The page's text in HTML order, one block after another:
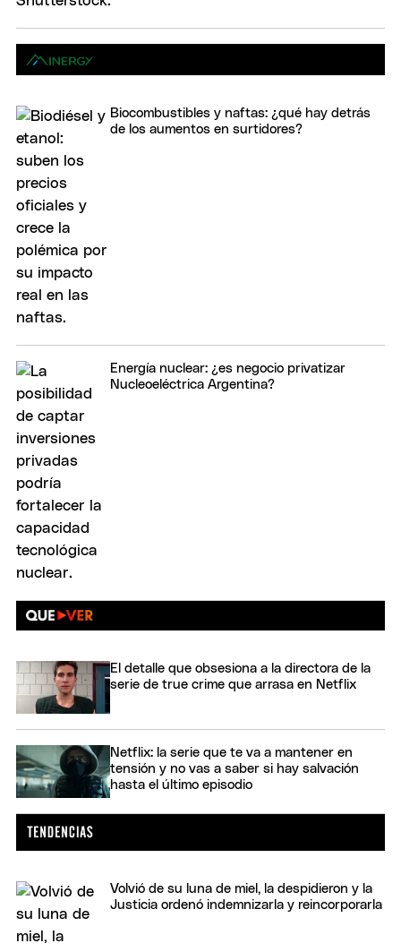
Biocombustibles y naftas: ¿qué hay detrás
de los aumentos en surtidores?
Energía nuclear: ¿es negocio privatizar
Nucleoeléctrica Argentina?
El detalle que obsesiona a la directora de la
serie de true crime que arrasa en Netflix
Netflix: la serie que te va a mantener en
tensión y no vas a saber si hay salvación
hasta el último episodio
Volvió de su luna de miel, la despidieron y la
Justicia ordenó indemnizarla y reincorporarla